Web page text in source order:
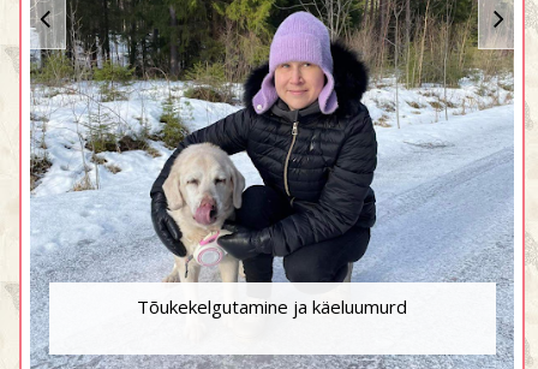
Tõukekelgutamine ja käeluumurd